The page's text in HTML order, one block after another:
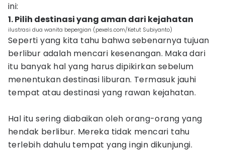
ini:
1. Pilih destinasi yang aman dari kejahatan
ilustrasi dua wanita bepergian (pexels.com/Ketut Subiyanto)
Seperti yang kita tahu bahwa sebenarnya tujuan
berlibur adalah mencari kesenangan. Maka dari
itu banyak hal yang harus dipikirkan sebelum
menentukan destinasi liburan. Termasuk jauhi
tempat atau destinasi yang rawan kejahatan.
Hal itu sering diabaikan oleh orang-orang yang
hendak berlibur. Mereka tidak mencari tahu
terlebih dahulu tempat yang ingin dikunjungi.